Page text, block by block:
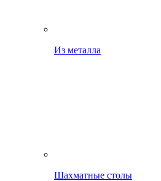
Из металла
Шахматные столы